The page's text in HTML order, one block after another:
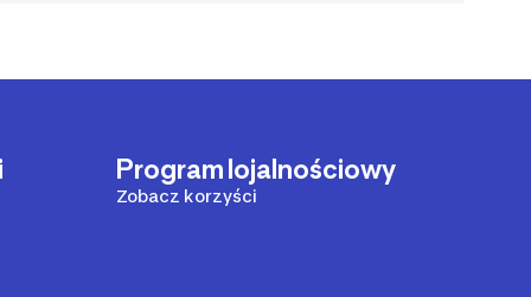
Program lojalnościowy
Zobacz korzyści